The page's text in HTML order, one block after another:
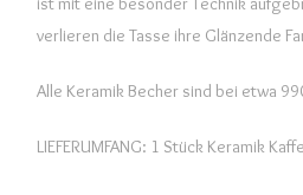
k
t
n
verlieren die Tasse ihre Glänzende
Alle Keramik Becher sind bei etwa
LIEFERUMFANG: 1 Stück Keramik